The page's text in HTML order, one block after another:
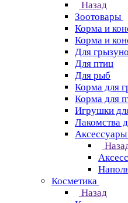
Назад
Зоотовары
Корма и
Корма и
Для
Для птиц
Для рыб
Корма для
Корма для
Игрушки
Лакомства
Косметика
Назад